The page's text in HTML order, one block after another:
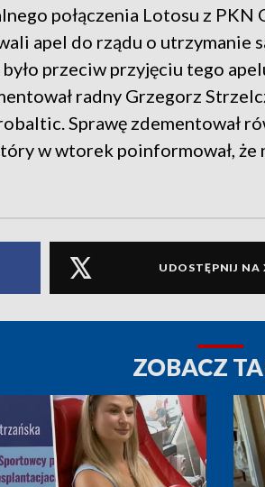
połączenia Lotosu z PKN
apel do rządu o utrzymanie
przeciw przyjęciu tego
radny Grzegorz
Sprawę zdementował
w wtorek poinformował, że
UDOSTĘPNIJ NA
ZOBACZ